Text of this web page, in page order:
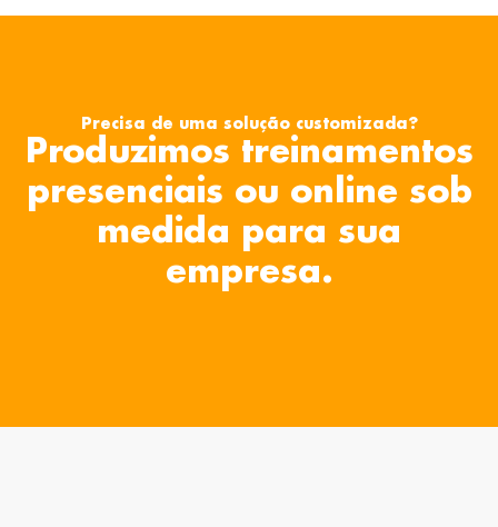
Precisa de uma solução customizada?
Produzimos treinamentos
presenciais ou online sob
medida para sua
empresa.